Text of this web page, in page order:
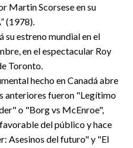
Martin Scorsese en su
(1978).
estreno mundial en el
en el espectacular Roy
Toronto.
hecho en Canadá abre
anteriores fueron "Legítimo
o "Borg vs McEnroe",
del público y hace
Asesinos del futuro" y "El